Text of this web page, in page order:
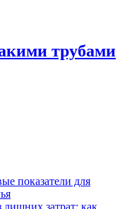
трубами
показатели для
затрат: как